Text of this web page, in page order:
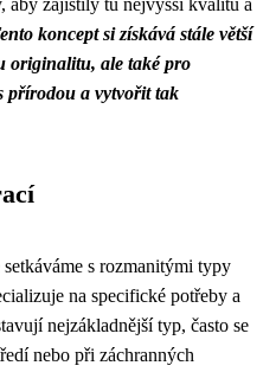
koncept si získává stále větší
originalitu, ale také pro
přírodou a vytvořit tak
s rozmanitými typy
na specifické potřeby a
nejzákladnější typ, často se
nebo při záchranných